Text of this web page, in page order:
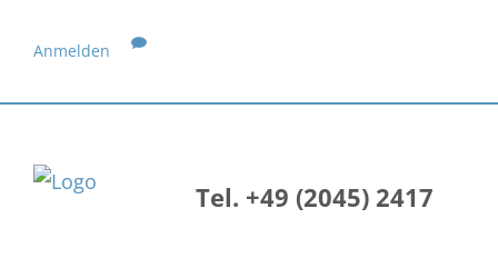
Anmelden
Tel. +49 (2045) 2417